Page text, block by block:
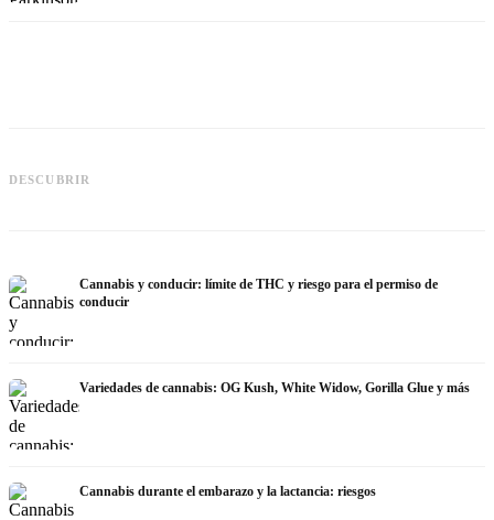
DESCUBRIR
automedición y lo que muestran los
estudios
Cannabis y conducir: límite de THC y riesgo para el permiso de
conducir
Variedades de cannabis: OG Kush, White Widow, Gorilla Glue y más
Cannabis durante el embarazo y la lactancia: riesgos